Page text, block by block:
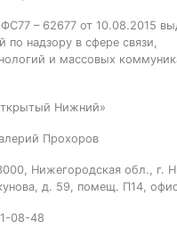
– 62677 от 10.08.2015
надзору в сфере связи,
и массовых
Нижний»
Прохоров
Нижегородская обл., г.
д. 59, помещ. П14,
08-48